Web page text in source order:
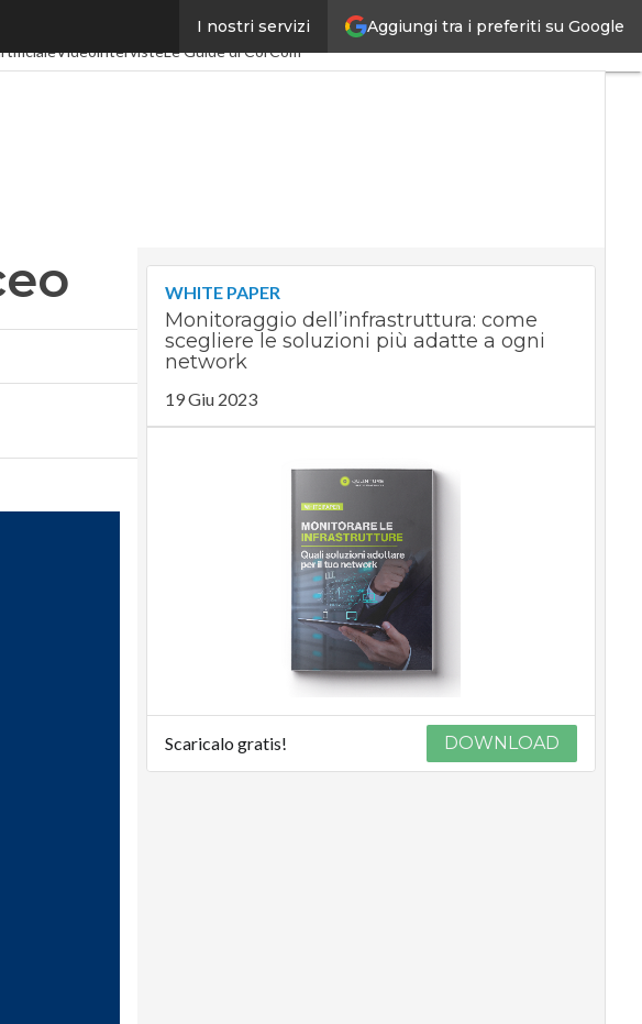
Aggiungi tra i preferiti su Google
I nostri servizi
SpacEconomyPA Digitale
VideointervisteLe Guide di CorCom
WHITE PAPER
Monitoraggio dell’infrastruttura: come
scegliere le soluzioni più adatte a ogni
network
19 Giu 2023
Scaricalo gratis! DOWNLOAD